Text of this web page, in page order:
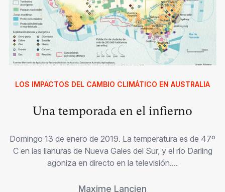
LOS IMPACTOS DEL CAMBIO CLIMÁTICO EN AUSTRALIA
Una temporada en el infierno
Domingo 13 de enero de 2019. La temperatura es de 47º
C en las llanuras de Nueva Gales del Sur, y el río Darling
agoniza en directo en la televisión....
Maxime Lancien